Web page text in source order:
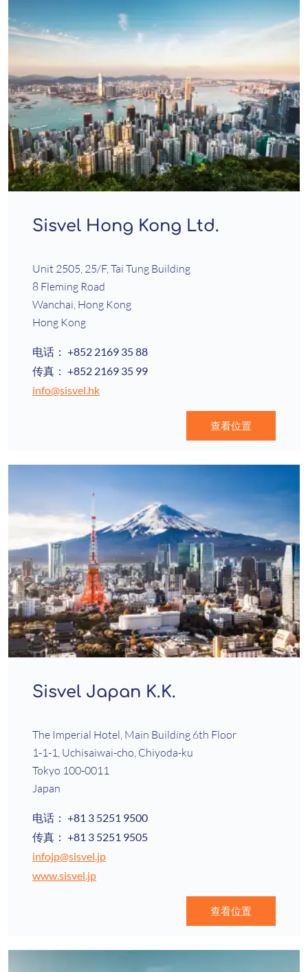
Sisvel Hong Kong Ltd.
Unit 2505, 25/F, Tai Tung Building
8 Fleming Road
Wanchai, Hong Kong
Hong Kong
电话： +852 2169 35 88
传真： +852 2169 35 99
info@sisvel.hk
查看位置
Sisvel Japan K.K.
The Imperial Hotel, Main Building 6th Floor
1-1-1, Uchisaiwai-cho, Chiyoda-ku
Tokyo 100-0011
Japan
电话： +81 3 5251 9500
传真： +81 3 5251 9505
infojp@sisvel.jp
www.sisvel.jp
查看位置